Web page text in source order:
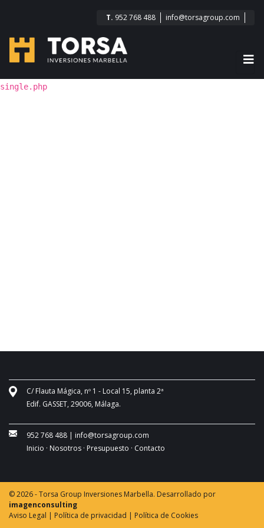
T. 952 768 488 info@torsagroup.com
single.php
C/ Flauta Mágica, nº 1 - Local 15, planta 2ª
Edif. GASSET, 29006, Málaga.
952 768 488 | info@torsagroup.com
Inicio · Nosotros · Presupuesto · Contacto
© 2026 - Torsa Group Inversiones Marbella. Desarrollado por
imagenconsulting
Aviso Legal | Política de privacidad | Política de Cookies